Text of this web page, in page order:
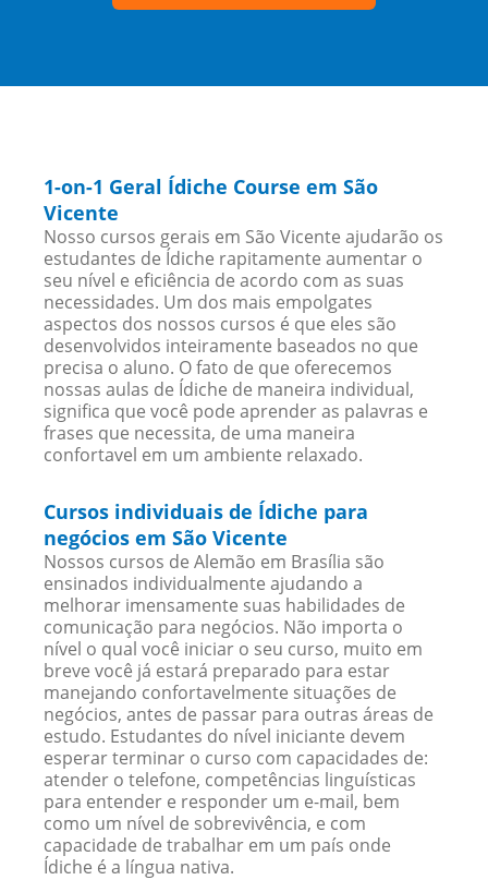
1-on-1 Geral Ídiche Course em São
Vicente
Nosso cursos gerais em São Vicente ajudarão os
estudantes de Ídiche rapitamente aumentar o
seu nível e eficiência de acordo com as suas
necessidades. Um dos mais empolgates
aspectos dos nossos cursos é que eles são
desenvolvidos inteiramente baseados no que
precisa o aluno. O fato de que oferecemos
nossas aulas de Ídiche de maneira individual,
significa que você pode aprender as palavras e
frases que necessita, de uma maneira
confortavel em um ambiente relaxado.
Cursos individuais de Ídiche para
negócios em São Vicente
Nossos cursos de Alemão em Brasília são
ensinados individualmente ajudando a
melhorar imensamente suas habilidades de
comunicação para negócios. Não importa o
nível o qual você iniciar o seu curso, muito em
breve você já estará preparado para estar
manejando confortavelmente situações de
negócios, antes de passar para outras áreas de
estudo. Estudantes do nível iniciante devem
esperar terminar o curso com capacidades de:
atender o telefone, competências linguísticas
para entender e responder um e-mail, bem
como um nível de sobrevivência, e com
capacidade de trabalhar em um país onde
Ídiche é a língua nativa.